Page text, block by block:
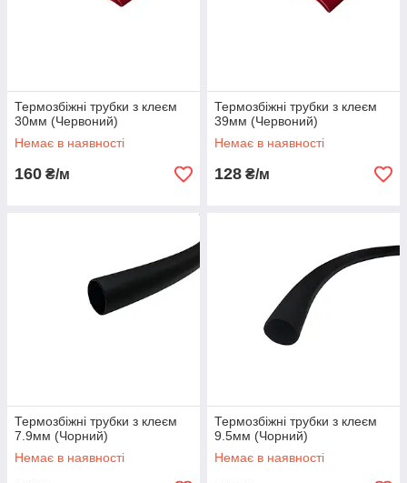
Термозбіжні трубки з клеєм
30мм (Червоний)
Немає в наявності
160 ₴/м
Термозбіжні трубки з клеєм
39мм (Червоний)
Немає в наявності
128 ₴/м
Термозбіжні трубки з клеєм
7.9мм (Чорний)
Немає в наявності
Термозбіжні трубки з клеєм
9.5мм (Чорний)
Немає в наявності